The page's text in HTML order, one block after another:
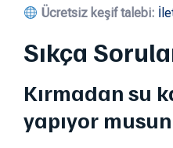
Ücretsiz keşif talebi:
Sıkça
Kırmadan su
yapıyor